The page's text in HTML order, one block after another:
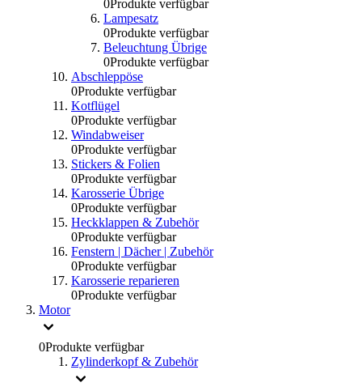
0Produkte verfügbar
Lampesatz
0Produkte verfügbar
Beleuchtung Übrige
0Produkte verfügbar
Abschleppöse
0Produkte verfügbar
Kotflügel
0Produkte verfügbar
Windabweiser
0Produkte verfügbar
Stickers & Folien
0Produkte verfügbar
Karosserie Übrige
0Produkte verfügbar
Heckklappen & Zubehör
0Produkte verfügbar
Fenstern | Dächer | Zubehör
0Produkte verfügbar
Karosserie reparieren
0Produkte verfügbar
Motor
0Produkte verfügbar
Zylinderkopf & Zubehör